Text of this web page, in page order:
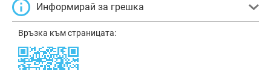
Информирай за грешка
Връзка към страницата: